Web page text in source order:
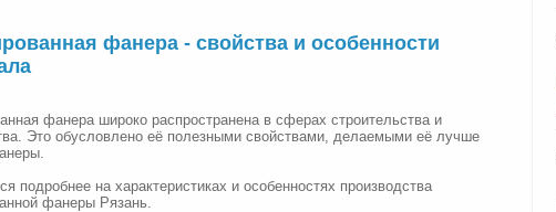
фанера - свойства и особенности
фанера широко распространена в сферах строительства и
Это обусловлено её полезными свойствами, делаемыми её лучше
подробнее на характеристиках и особенностях производства
фанеры Рязань.